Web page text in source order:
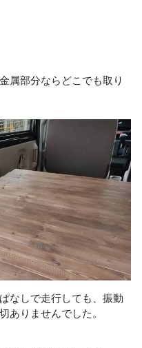
属部分ならどこでも取り
なしで走行しても、振動
ありませんでした。